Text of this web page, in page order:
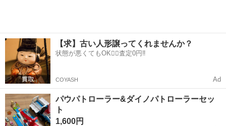
【求】古い人形譲ってくれませんか？
状態が悪くてもOK🙆‍♀️査定0円‼️
COYASH Ad
パウパトローラー&ダイノパトローラーセッ
ト
1,600円